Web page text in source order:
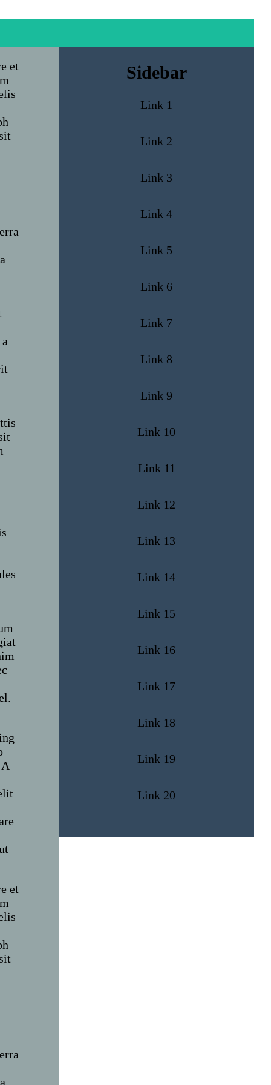
et
et
Sidebar
Link 1
Link 2
Link 3
Link 4
Link 5
Link 6
Link 7
Link 8
Link 9
Link 10
Link 11
Link 12
Link 13
Link 14
Link 15
Link 16
Link 17
Link 18
Link 19
Link 20